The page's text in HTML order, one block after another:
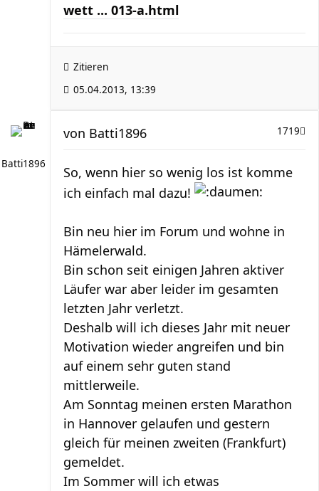
wett ... 013-a.html
Zitieren
05.04.2013, 13:39
Batti1896
1719
von Batti1896
So, wenn hier so wenig los ist komme
ich einfach mal dazu!
Bin neu hier im Forum und wohne in
Hämelerwald.
Bin schon seit einigen Jahren aktiver
Läufer war aber leider im gesamten
letzten Jahr verletzt.
Deshalb will ich dieses Jahr mit neuer
Motivation wieder angreifen und bin
auf einem sehr guten stand
mittlerweile.
Am Sonntag meinen ersten Marathon
in Hannover gelaufen und gestern
gleich für meinen zweiten (Frankfurt)
gemeldet.
Im Sommer will ich etwas